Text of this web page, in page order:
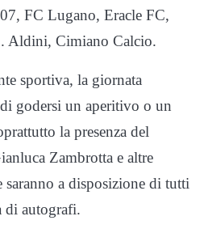
FC Lugano, Eracle FC,
Aldini, Cimiano Calcio.
sportiva, la giornata
godersi un aperitivo o un
la presenza del
Zambrotta e altre
saranno a disposizione di tutti
di autografi.